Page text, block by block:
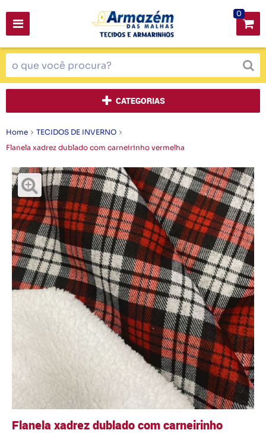
0
CATEGORIAS
Home
TECIDOS DE INVERNO
Flanela xadrez dublado com carneirinho vermelha
Flanela xadrez dublado com carneirinho